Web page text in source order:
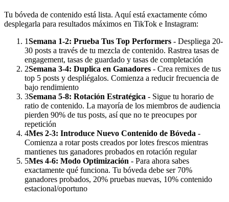
Tu bóveda de contenido está lista. Aquí está exactamente cómo
desplegarla para resultados máximos en TikTok e Instagram:
1Semana 1-2: Prueba Tus Top Performers - Despliega 20-
30 posts a través de tu mezcla de contenido. Rastrea tasas de
engagement, tasas de guardado y tasas de completación
2Semana 3-4: Duplica en Ganadores - Crea remixes de tus
top 5 posts y despliégalos. Comienza a reducir frecuencia de
bajo rendimiento
3Semana 5-8: Rotación Estratégica - Sigue tu horario de
ratio de contenido. La mayoría de los miembros de audiencia
pierden 90% de tus posts, así que no te preocupes por
repetición
4Mes 2-3: Introduce Nuevo Contenido de Bóveda -
Comienza a rotar posts creados por lotes frescos mientras
mantienes tus ganadores probados en rotación regular
5Mes 4-6: Modo Optimización - Para ahora sabes
exactamente qué funciona. Tu bóveda debe ser 70%
ganadores probados, 20% pruebas nuevas, 10% contenido
estacional/oportuno